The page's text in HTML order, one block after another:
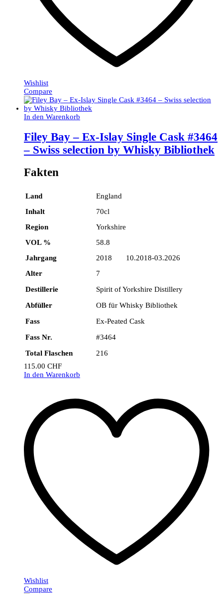
Wishlist
Compare
In den Warenkorb
Filey Bay – Ex-Islay Single Cask #3464
– Swiss selection by Whisky Bibliothek
Fakten
Land
England
Inhalt
70cl
Region
Yorkshire
VOL %
58.8
Jahrgang
2018 10.2018-03.2026
Alter
7
Destillerie
Spirit of Yorkshire Distillery
Abfüller
OB für Whisky Bibliothek
Fass
Ex-Peated Cask
Fass Nr.
#3464
Total Flaschen
216
115.00 CHF
In den Warenkorb
Wishlist
Compare